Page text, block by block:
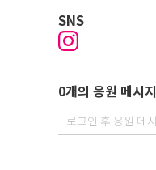
SNS
0개의 응원 메시지